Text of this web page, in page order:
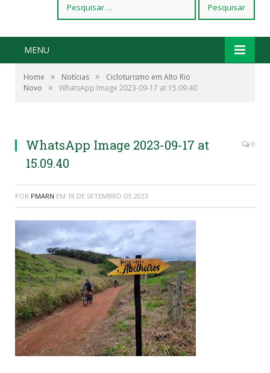
por:
MENU
Home » Notícias »
Cicloturismo em Alto Rio
Novo
» WhatsApp Image 2023-09-17 at 15.09.40
WhatsApp Image 2023-09-17 at
15.09.40
0
POR PMARN EM 18 DE SETEMBRO DE 2023